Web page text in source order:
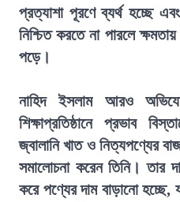
প্রত্যাশা পূরণে ব্যর্থ হচ্ছে
নিশ্চিত করতে না পারলে
পড়ে।
নাহিদ ইসলাম আরও
শিক্ষাপ্রতিষ্ঠানে প্রভাব
জ্বালানি খাত ও নিত্যপণ্যের
সমালোচনা করেন তিনি। তার
করে পণ্যের দাম বাড়ানো হচ্ছে,